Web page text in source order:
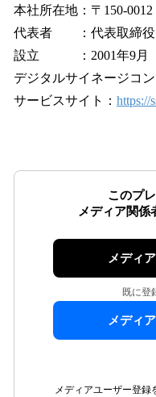
本社所在地：〒150-
代表者 ：代表取締役
設立 ：2001年9月
デジタルサイネージコ
サービスサイト： https://
このプ
メディア関係
メディ
既に登
メディ
メディアユーザー登録